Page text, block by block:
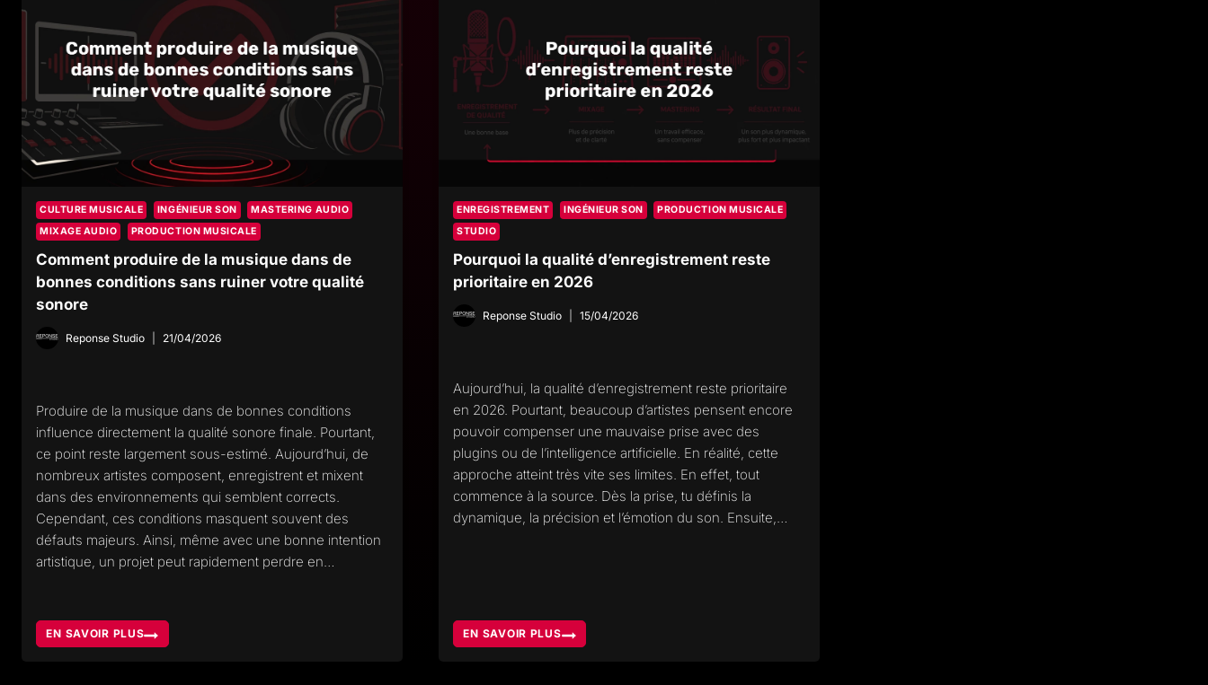
LES
RÉSEAUX
SOCIAUX
NE
SUFFISENT
PAS
CULTURE MUSICALE INGÉNIEUR SON
MASTERING AUDIO
MIXAGE AUDIO
PRODUCTION MUSICALE
Comment produire de la musique dans de
bonnes conditions sans ruiner votre qualité
sonore
Reponse Studio 21/04/2026
Produire de la musique dans de bonnes conditions
influence directement la qualité sonore finale. Pourtant,
ce point reste largement sous-estimé. Aujourd’hui, de
nombreux artistes composent, enregistrent et mixent
dans des environnements qui semblent corrects.
Cependant, ces conditions masquent souvent des
défauts majeurs. Ainsi, même avec une bonne intention
artistique, un projet peut rapidement perdre en…
EN SAVOIR PLUS
COMMENT
PRODUIRE
ENREGISTREMENT INGÉNIEUR SON
PRODUCTION MUSICALE
STUDIO
Pourquoi la qualité d’enregistrement reste
prioritaire en 2026
Reponse Studio 15/04/2026
Aujourd’hui, la qualité d’enregistrement reste prioritaire
en 2026. Pourtant, beaucoup d’artistes pensent encore
pouvoir compenser une mauvaise prise avec des
plugins ou de l’intelligence artificielle. En réalité, cette
approche atteint très vite ses limites. En effet, tout
commence à la source. Dès la prise, tu définis la
dynamique, la précision et l’émotion du son. Ensuite,…
EN SAVOIR PLUS
POURQUOI
LA